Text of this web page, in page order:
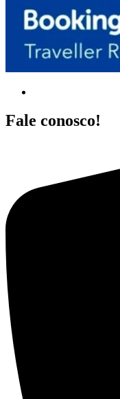
Fale conosco!